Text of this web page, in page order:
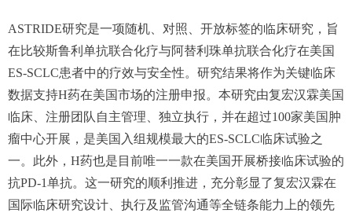
ASTRIDE研究是一项随机、对照、开放标签的临床研究，旨
在比较斯鲁利单抗联合化疗与阿替利珠单抗联合化疗在美国
ES-SCLC患者中的疗效与安全性。研究结果将作为关键临床
数据支持H药在美国市场的注册申报。本研究由复宏汉霖美国
临床、注册团队自主管理、独立执行，并在超过100家美国肿
瘤中心开展，是美国入组规模最大的ES-SCLC临床试验之
一。此外，H药也是目前唯一一款在美国开展桥接临床试验的
抗PD-1单抗。这一研究的顺利推进，充分彰显了复宏汉霖在
国际临床研究设计、执行及监管沟通等全链条能力上的领先